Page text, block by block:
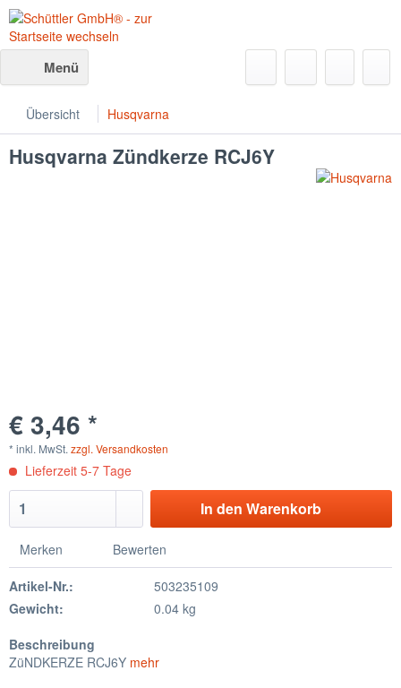
Menü
Übersicht Husqvarna
Husqvarna Zündkerze RCJ6Y
€ 3,46 *
* inkl. MwSt. zzgl. Versandkosten
Lieferzeit 5-7 Tage
In den Warenkorb
Merken Bewerten
Artikel-Nr.:
503235109
Gewicht:
0.04 kg
Beschreibung
ZüNDKERZE RCJ6Y mehr